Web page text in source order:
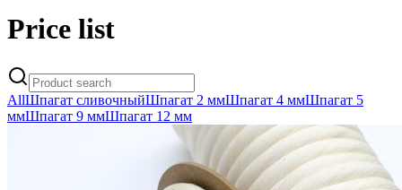
Price list
AllШпагат сливочныйШпагат 2 ммШпагат 4 ммШпагат 5
ммШпагат 9 ммШпагат 12 мм